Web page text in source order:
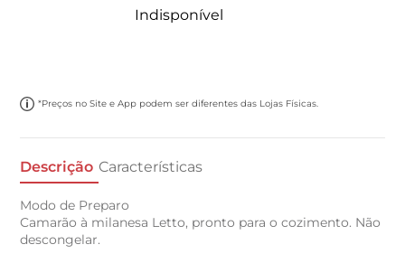
Indisponível
*Preços no Site e App podem ser diferentes das Lojas Físicas.
Descrição Características
Modo de Preparo
Camarão à milanesa Letto, pronto para o cozimento. Não
descongelar.